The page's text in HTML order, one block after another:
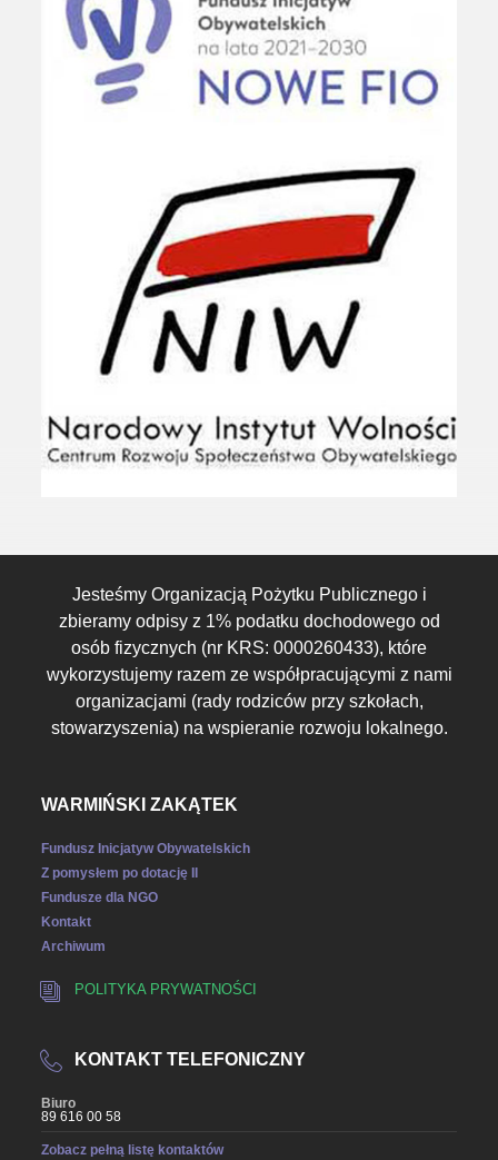
Jesteśmy Organizacją Pożytku Publicznego i
zbieramy odpisy z 1% podatku dochodowego od
osób fizycznych (nr KRS: 0000260433), które
wykorzystujemy razem ze współpracującymi z nami
organizacjami (rady rodziców przy szkołach,
stowarzyszenia) na wspieranie rozwoju lokalnego.
WARMIŃSKI ZAKĄTEK
Fundusz Inicjatyw Obywatelskich
Z pomysłem po dotację II
Fundusze dla NGO
Kontakt
Archiwum
POLITYKA PRYWATNOŚCI
KONTAKT TELEFONICZNY
Biuro
89 616 00 58
Zobacz pełną listę kontaktów